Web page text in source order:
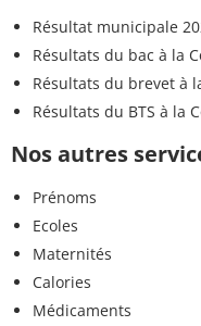
Résultat municipale
Résultats du bac à la
Résultats du brevet à
Résultats du BTS à la
Nos autres
Prénoms
Ecoles
Maternités
Calories
Médicaments